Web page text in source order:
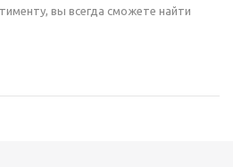
вы всегда сможете найти